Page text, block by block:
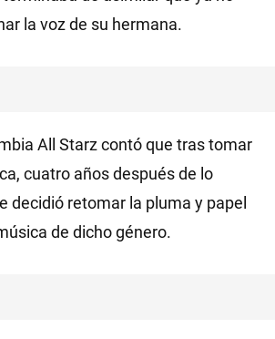
la voz de su hermana.
All Starz contó que tras tomar
cuatro años después de lo
decidió retomar la pluma y papel
de dicho género.